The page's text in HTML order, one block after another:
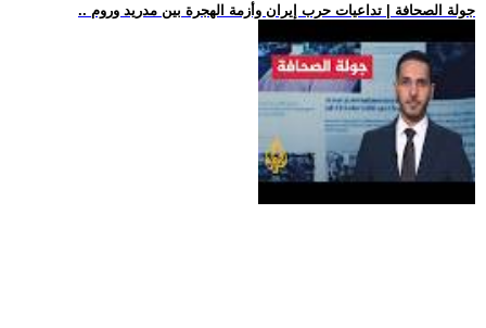
.. جولة الصحافة | تداعيات حرب إيران وأزمة الهجرة بين مدريد وروم